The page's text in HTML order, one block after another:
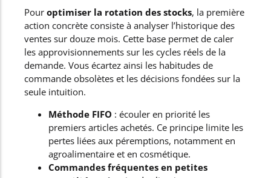
Pour optimiser la rotation des stocks, la première
action concrète consiste à analyser l’historique des
ventes sur douze mois. Cette base permet de caler
les approvisionnements sur les cycles réels de la
demande. Vous écartez ainsi les habitudes de
commande obsolètes et les décisions fondées sur la
seule intuition.
Méthode FIFO : écouler en priorité les
premiers articles achetés. Ce principe limite les
pertes liées aux péremptions, notamment en
agroalimentaire et en cosmétique.
Commandes fréquentes en petites